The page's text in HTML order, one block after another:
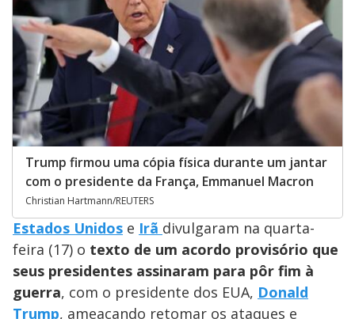
Trump firmou uma cópia física durante um jantar
com o presidente da França, Emmanuel Macron
Christian Hartmann/REUTERS
Estados Unidos e Irã divulgaram na quarta-
feira (17) o texto de um acordo provisório que
seus presidentes assinaram para pôr fim à
guerra, com o presidente dos EUA, Donald
Trump, ameaçando retomar os ataques e